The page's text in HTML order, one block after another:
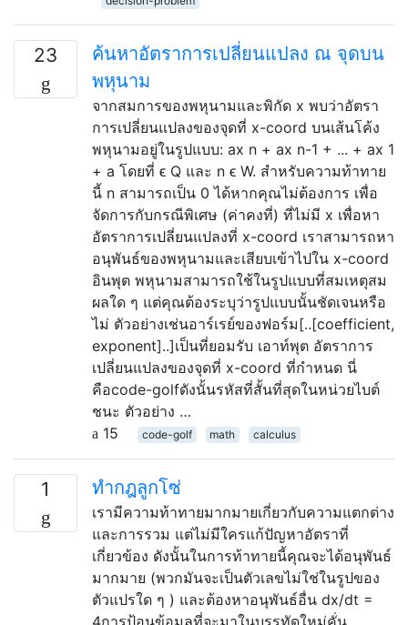
23
ค้นหาอัตราการเปลี่ยนแปลง ณ จุดบน
พหุนาม
จากสมการของพหุนามและพิกัด x พบว่าอัตรา
การเปลี่ยนแปลงของจุดที่ x-coord บนเส้นโค้ง
พหุนามอยู่ในรูปแบบ: ax n + ax n-1 + ... + ax 1
+ a โดยที่ ϵ Q และ n ϵ W. สำหรับความท้าทาย
นี้ n สามารถเป็น 0 ได้หากคุณไม่ต้องการ เพื่อ
จัดการกับกรณีพิเศษ (ค่าคงที่) ที่ไม่มี x เพื่อหา
อัตราการเปลี่ยนแปลงที่ x-coord เราสามารถหา
อนุพันธ์ของพหุนามและเสียบเข้าไปใน x-coord
อินพุต พหุนามสามารถใช้ในรูปแบบที่สมเหตุสม
ผลใด ๆ แต่คุณต้องระบุว่ารูปแบบนั้นชัดเจนหรือ
ไม่ ตัวอย่างเช่นอาร์เรย์ของฟอร์ม[..[coefficient,
exponent]..]เป็นที่ยอมรับ เอาท์พุต อัตราการ
เปลี่ยนแปลงของจุดที่ x-coord ที่กำหนด นี่
คือcode-golfดังนั้นรหัสที่สั้นที่สุดในหน่วยไบต์
ชนะ ตัวอย่าง …
15
code-golf math calculus
1 ทำกฎลูกโซ่
เรามีความท้าทายมากมายเกี่ยวกับความแตกต่าง
และการรวม แต่ไม่มีใครแก้ปัญหาอัตราที่
เกี่ยวข้อง ดังนั้นในการท้าทายนี้คุณจะได้อนุพันธ์
มากมาย (พวกมันจะเป็นตัวเลขไม่ใช่ในรูปของ
ตัวแปรใด ๆ ) และต้องหาอนุพันธ์อื่น dx/dt =
4การป้อนข้อมูลที่จะมาในบรรทัดใหม่คั่น